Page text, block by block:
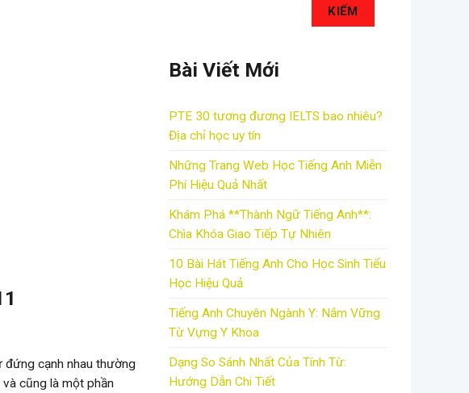
đứng cạnh nhau thường
cũng là một phần
KIẾM
Bài Viết Mới
PTE 30 tương đương IELTS bao nhiêu?
Địa chỉ học uy tín
Những Trang Web Học Tiếng Anh Miễn
Phí Hiệu Quả Nhất
Khám Phá **Thành Ngữ Tiếng Anh**:
Chìa Khóa Giao Tiếp Tự Nhiên
10 Bài Hát Tiếng Anh Cho Học Sinh Tiểu
Học Hiệu Quả
Tiếng Anh Chuyên Ngành Y: Nắm Vững
Từ Vựng Y Khoa
Dạng So Sánh Nhất Của Tính Từ:
Hướng Dẫn Chi Tiết